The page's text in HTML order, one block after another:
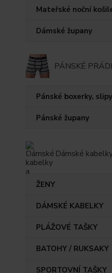
Mateřské noční
Dámské župany
PÁNSKÉ
Pánské boxerky, slipy
Pánské župany
Dámské
ŽENY
DÁMSKÉ KABELKY
PLÁŽOVÉ TAŠKY
BATOHY / RUKSAKY
SPORTOVNÍ TAŠKY